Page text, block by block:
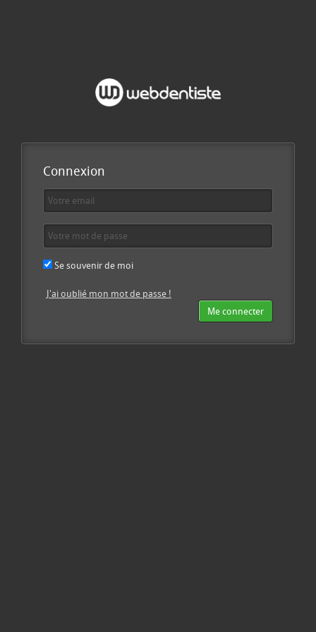
Connexion
Se souvenir de moi
J'ai oublié mon mot de passe !